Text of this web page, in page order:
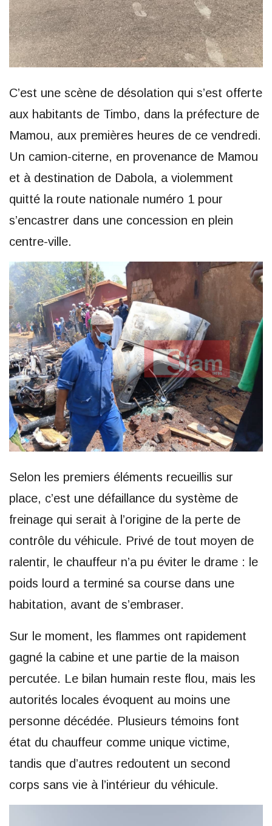
C’est une scène de désolation qui s’est offerte
aux habitants de Timbo, dans la préfecture de
Mamou, aux premières heures de ce vendredi.
Un camion-citerne, en provenance de Mamou
et à destination de Dabola, a violemment
quitté la route nationale numéro 1 pour
s’encastrer dans une concession en plein
centre-ville.
Selon les premiers éléments recueillis sur
place, c’est une défaillance du système de
freinage qui serait à l’origine de la perte de
contrôle du véhicule. Privé de tout moyen de
ralentir, le chauffeur n’a pu éviter le drame : le
poids lourd a terminé sa course dans une
habitation, avant de s’embraser.
Sur le moment, les flammes ont rapidement
gagné la cabine et une partie de la maison
percutée. Le bilan humain reste flou, mais les
autorités locales évoquent au moins une
personne décédée. Plusieurs témoins font
état du chauffeur comme unique victime,
tandis que d’autres redoutent un second
corps sans vie à l’intérieur du véhicule.